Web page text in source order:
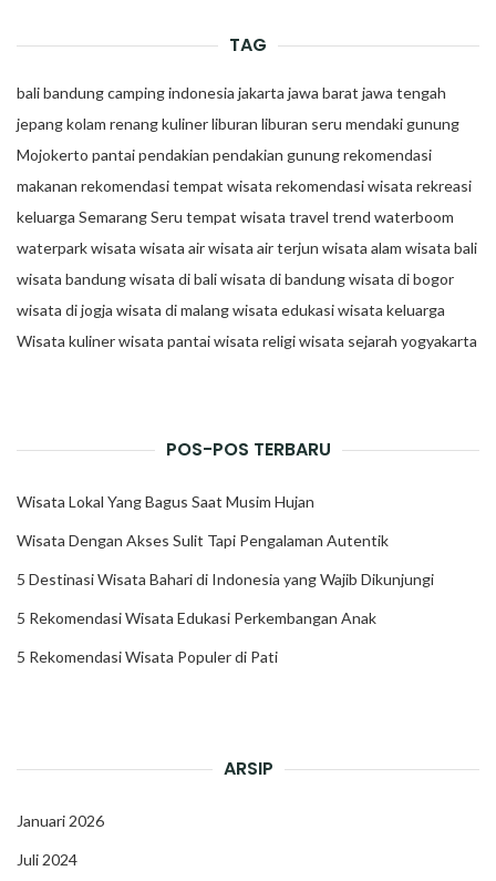
TAG
balibandungcampingindonesia jakarta jawa barat jawa tengah
jepangkolam renangkulinerliburan liburan seru mendaki gunung
Mojokerto pantaipendakian pendakian gunungrekomendasi
makanan rekomendasi tempat wisata rekomendasi wisata rekreasi
keluarga SemarangSeru tempat wisata travel trend waterboom
waterparkwisata wisata airwisata air terjun wisata alam wisata bali
wisata bandungwisata di baliwisata di bandungwisata di bogor
wisata di jogja wisata di malangwisata edukasiwisata keluarga
Wisata kulinerwisata pantaiwisata religiwisata sejarah yogyakarta
POS-POS TERBARU
Wisata Lokal Yang Bagus Saat Musim Hujan
Wisata Dengan Akses Sulit Tapi Pengalaman Autentik
5 Destinasi Wisata Bahari di Indonesia yang Wajib Dikunjungi
5 Rekomendasi Wisata Edukasi Perkembangan Anak
5 Rekomendasi Wisata Populer di Pati
ARSIP
Januari 2026
Juli 2024